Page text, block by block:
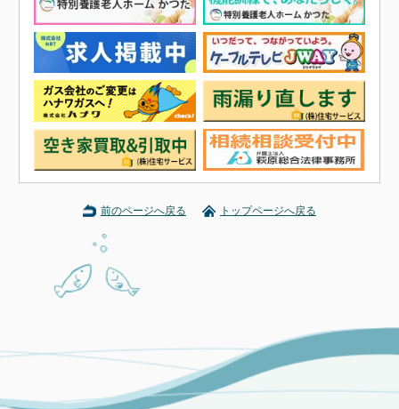
前のページへ戻る トップページへ戻る